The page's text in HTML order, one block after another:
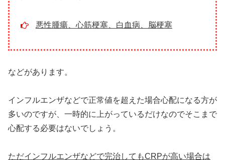
悪性腫瘍、心筋梗塞、白血病、脳梗塞
などがあります。
インフルエンザなどで正常値を超えた場合心配になる方が
多いのですが、一時的に上がっているだけなのでそこまで
心配する必要はないでしょう。
ただインフルエンザなどで完治してもCRPが高い場合は